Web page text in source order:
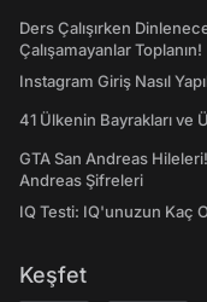
Ders Çalışırken
Çalışamayanlar Toplanın!
Instagram Giriş Nasıl
41 Ülkenin Bayrakları ve
GTA San Andreas
Andreas Şifreleri
IQ Testi: IQ'unuzun Kaç
Keşfet